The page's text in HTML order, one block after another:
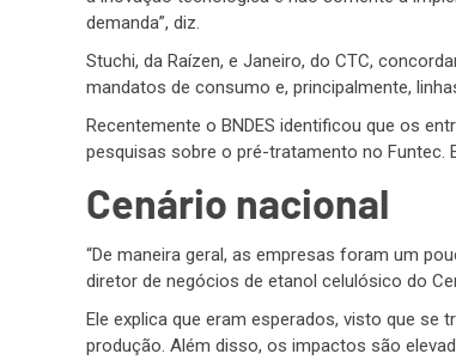
demanda”, diz.
Stuchi, da Raízen, e Janeiro, do CTC,
mandatos de consumo e, principalmente,
Recentemente o BNDES identificou que os
pesquisas sobre o pré-tratamento no Funtec.
Cenário nacional
“De maneira geral, as empresas foram um
diretor de negócios de etanol celulósico do
Ele explica que eram esperados, visto que
produção. Além disso, os impactos são